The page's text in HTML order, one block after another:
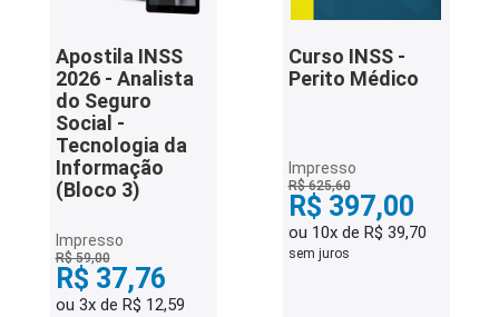
Apostila INSS
2026 - Analista
do Seguro
Social -
Tecnologia da
Informação
(Bloco 3)
Impresso
R$ 59,00
R$ 37,76
ou 3x de R$ 12,59
Curso INSS -
Perito Médico
Impresso
R$ 625,60
R$ 397,00
ou 10x de R$ 39,70
sem juros